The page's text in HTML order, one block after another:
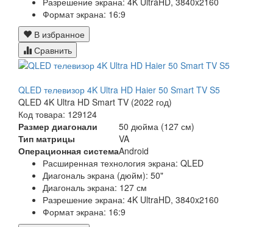
Формат экрана: 16:9
В избранное
Сравнить
QLED телевизор 4K Ultra HD Haier 50 Smart TV S5
QLED 4K Ultra HD Smart TV (2022 год)
Код товара: 129124
Размер диагонали
50 дюйма (127 см)
Тип матрицы
VA
Операционная системаAndroid
Расширенная технология экрана: QLED
Диагональ экрана (дюйм): 50"
Диагональ экрана: 127 см
Разрешение экрана: 4K UltraHD, 3840x2160
Формат экрана: 16:9